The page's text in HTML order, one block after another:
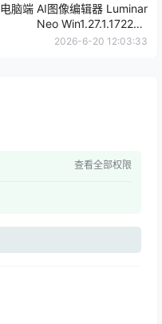
电脑端 AI图像编辑器 Luminar
Neo Win1.27.1.17225 /
Mac1.24.7.20514 | 软件个锤
2026-6-20 12:03:33
查看全部权限